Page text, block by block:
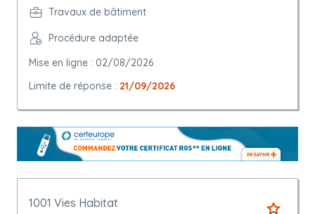
Travaux de bâtiment
Procédure adaptée
Mise en ligne : 02/08/2026
Limite de réponse : 21/09/2026
1001 Vies Habitat